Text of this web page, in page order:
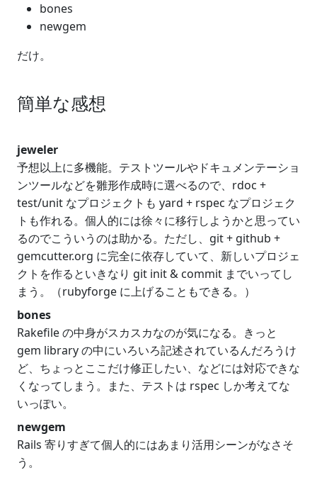
bones
newgem
だけ。
簡単な感想
jeweler
予想以上に多機能。テストツールやドキュメンテーショ
ンツールなどを雛形作成時に選べるので、rdoc +
test/unit なプロジェクトも yard + rspec なプロジェク
トも作れる。個人的には徐々に移行しようかと思ってい
るのでこういうのは助かる。ただし、git + github +
gemcutter.org に完全に依存していて、新しいプロジェ
クトを作るといきなり git init & commit までいってし
まう。（rubyforge に上げることもできる。）
bones
Rakefile の中身がスカスカなのが気になる。きっと
gem library の中にいろいろ記述されているんだろうけ
ど、ちょっとここだけ修正したい、などには対応できな
くなってしまう。また、テストは rspec しか考えてな
いっぽい。
newgem
Rails 寄りすぎて個人的にはあまり活用シーンがなさそ
う。